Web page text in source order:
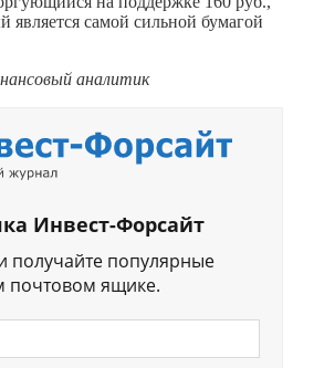
является самой сильной бумагой
аналитик
Инвест-Форсайт
получайте популярные
почтовом ящике.